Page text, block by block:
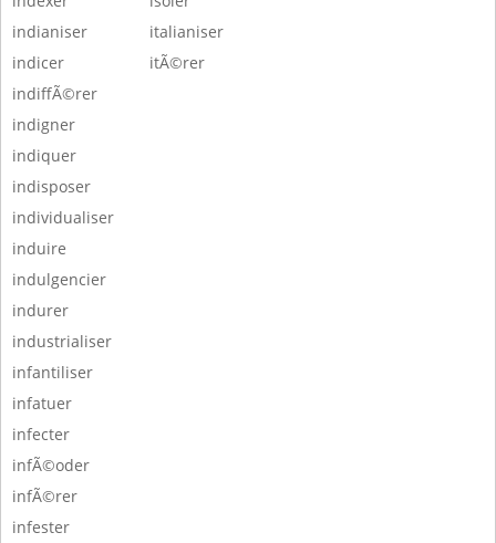
indianiser
indicer
indiffÃ©rer
indigner
indiquer
indisposer
individualiser
induire
indulgencier
indurer
industrialiser
infantiliser
infatuer
infecter
infÃ©oder
infÃ©rer
infester
italianiser
itÃ©rer